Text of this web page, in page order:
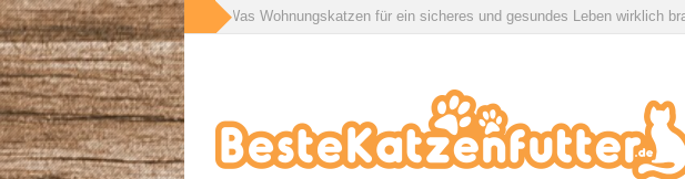
für drinnen und draußen: Was Wohnungskatzen für ein sicheres und gesundes Leben wirklich brauchen